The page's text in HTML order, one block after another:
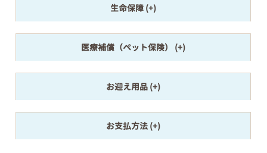
生命保障
医療補償（ペット保険）
お迎え用品
お支払方法